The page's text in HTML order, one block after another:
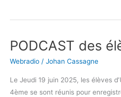
PODCAST des
Webradio / Johan Cassagne
Le Jeudi 19 juin 2025, les élèves
4ème se sont réunis pour
PODCAST
d’UPE2A